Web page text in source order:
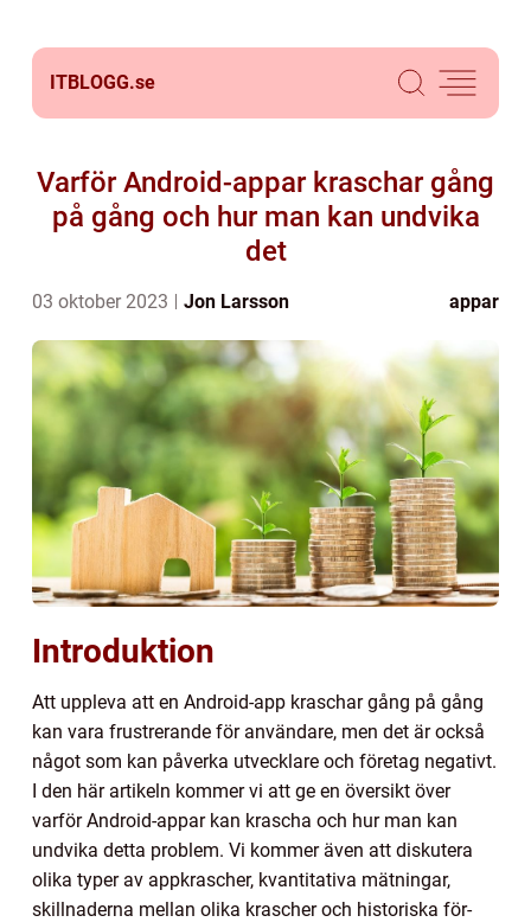
ITBLOGG.se
Varför Android-appar kraschar gång
på gång och hur man kan undvika
det
03 oktober 2023 Jon Larsson appar
Introduktion
Att uppleva att en Android-app kraschar gång på gång
kan vara frustrerande för användare, men det är också
något som kan påverka utvecklare och företag negativt.
I den här artikeln kommer vi att ge en översikt över
varför Android-appar kan krascha och hur man kan
undvika detta problem. Vi kommer även att diskutera
olika typer av appkrascher, kvantitativa mätningar,
skillnaderna mellan olika krascher och historiska för-